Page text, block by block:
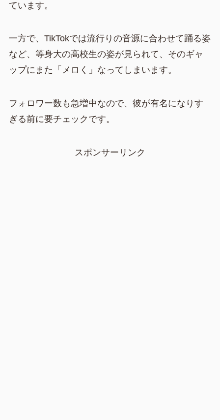
ています。
一方で、TikTokでは流行りの音源に合わせて踊る姿
など、等身大の高校生の姿が見られて、そのギャ
ップにまた「メロく」なってしまいます。
フォロワー数も急増中なので、彼が有名になりす
ぎる前に要チェックです。
スポンサーリンク